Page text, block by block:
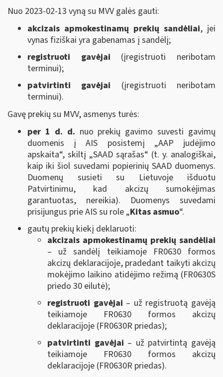
Nuo 2023-02-13 vyną su MVV galės gauti:
akcizais apmokestinamų prekių sandėliai, jei
vynas fiziškai yra gabenamas į sandėlį;
registruoti gavėjai (įregistruoti neribotam
terminui);
patvirtinti gavėjai (įregistruoti neribotam
terminui).
Gavę prekių su MVV, asmenys turės:
per 1 d. d. nuo prekių gavimo suvesti gavimų
duomenis į AIS posistemį „AAP judėjimo
apskaita“, skiltį „SAAD sąrašas“ (t. y. analogiškai,
kaip iki šiol suvedami popierinių SAAD duomenys.
Duomenų susieti su Lietuvoje išduotu
Patvirtinimu, kad akcizų sumokėjimas
garantuotas, nereikia). Duomenys suvedami
prisijungus prie AIS su role „Kitas asmuo“.
gautų prekių kiekį deklaruoti:
akcizais apmokestinamų prekių sandėliai
– už sandėlį teikiamoje FR0630 formos
akcizų deklaracijoje, pradedant taikyti akcizų
mokėjimo laikino atidėjimo režimą (FR0630S
priedo 30 eilutė);
registruoti gavėjai – už registruotą gavėją
teikiamoje FR0630 formos akcizų
deklaracijoje (FR0630R priedas);
patvirtinti gavėjai – už patvirtintą gavėją
teikiamoje FR0630 formos akcizų
deklaracijoje (FR0630R priedas).